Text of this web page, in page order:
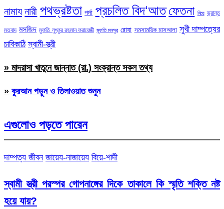
নামায নারী পথভ্রষ্টতা পর্দা প্রচলিত বিদ‘আত ফেতনা বিয়ে ভ্রান্ত
মতবাদ মসজিদ মুফতি লুৎফুর রহমান ফরায়েজী মুফতি মনসুর রোযা সমসাময়িক মাসআলা সুখী দাম্পত্যের
চাবিকাঠি স্বামী-স্ত্রী
» মাদরাসা খাতুনে জান্নাত (রা.) সংক্রান্ত সকল তথ্য
» কুরআন পড়ুন ও তিলাওয়াত শুনুন
এগুলোও পড়তে পারেন
দাম্পত্য জীবন জায়েয-নাজায়েয বিয়ে-শাদী
স্বামী স্ত্রী পরস্পর গোপনাঙ্গের দিকে তাকালে কি স্মৃতি শক্তি নষ্ট
হয়ে যায়?